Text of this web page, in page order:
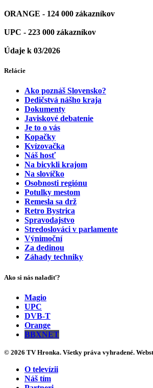
ORANGE - 124 000 zákazníkov
UPC - 223 000 zákazníkov
Údaje k 03/2026
Relácie
Ako poznáš Slovensko?
Dedičstvá nášho kraja
Dokumenty
Javiskové debatenie
Je to o vás
Kopačky
Kvízovačka
Náš hosť
Na bicykli krajom
Na slovíčko
Osobnosti regiónu
Potulky mestom
Remesla sa drž
Retro Bystrica
Spravodajstvo
Stredoslováci v parlamente
Výnimoční
Za dedinou
Záhady techniky
Ako si nás naladiť?
Magio
UPC
DVB-T
Orange
BBXNET
© 2026 TV Hronka. Všetky práva vyhradené.
O televízii
Náš tím